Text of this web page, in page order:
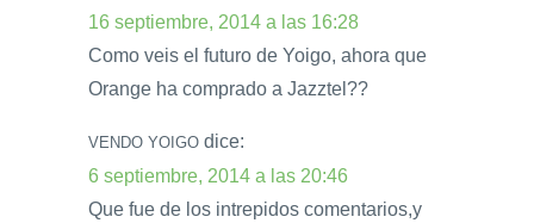
16 septiembre, 2014 a las 16:28
Como veis el futuro de Yoigo, ahora que
Orange ha comprado a Jazztel??
VENDO YOIGO dice:
6 septiembre, 2014 a las 20:46
Que fue de los intrepidos comentarios,y